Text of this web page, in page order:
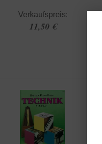
Verkaufspreis:
11,50 €